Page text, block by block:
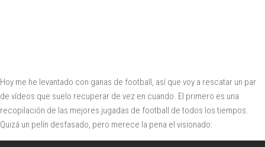
Hoy me he levantado con ganas de football, así que voy a rescatar un par
de vídeos que suelo recuperar de vez en cuando. El primero es una
recopilación de las mejores jugadas de football de todos los tiempos.
Quizá un pelín desfasado, pero merece la pena el visionado: